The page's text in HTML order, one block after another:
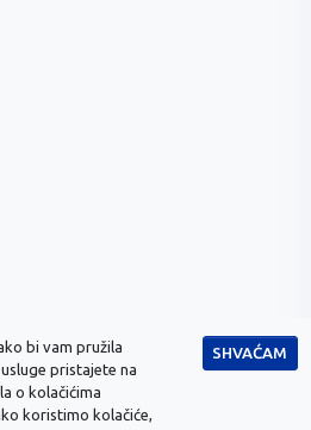
putem WSPaya
bi vam pružila
pristajete na
o kolačićima
koristimo kolačiće,
SHVAĆAM